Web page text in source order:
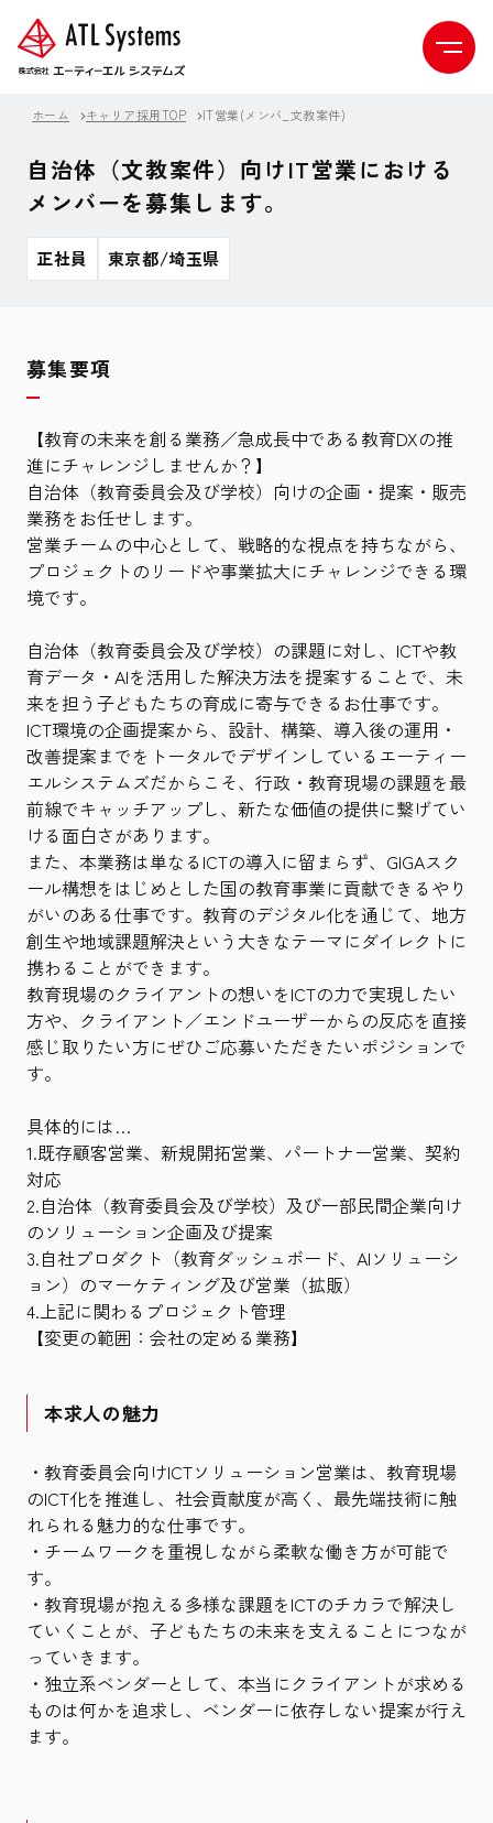
ホーム キャリア採用TOP IT営業(メンバ_文教案件)
自治体（文教案件）向けIT営業における
メンバーを募集します。
正社員 東京都/埼玉県
募集要項
【教育の未来を創る業務／急成長中である教育DXの推
進にチャレンジしませんか？】
自治体（教育委員会及び学校）向けの企画・提案・販売
業務をお任せします。
営業チームの中心として、戦略的な視点を持ちながら、
プロジェクトのリードや事業拡大にチャレンジできる環
境です。
自治体（教育委員会及び学校）の課題に対し、ICTや教
育データ・AIを活用した解決方法を提案することで、未
来を担う子どもたちの育成に寄与できるお仕事です。
ICT環境の企画提案から、設計、構築、導入後の運用・
改善提案までをトータルでデザインしているエーティー
エルシステムズだからこそ、行政・教育現場の課題を最
前線でキャッチアップし、新たな価値の提供に繋げてい
ける面白さがあります。
また、本業務は単なるICTの導入に留まらず、GIGAスク
ール構想をはじめとした国の教育事業に貢献できるやり
がいのある仕事です。教育のデジタル化を通じて、地方
創生や地域課題解決という大きなテーマにダイレクトに
携わることができます。
教育現場のクライアントの想いをICTの力で実現したい
方や、クライアント／エンドユーザーからの反応を直接
感じ取りたい方にぜひご応募いただきたいポジションで
す。
具体的には…
1.既存顧客営業、新規開拓営業、パートナー営業、契約
対応
2.自治体（教育委員会及び学校）及び一部民間企業向け
のソリューション企画及び提案
3.自社プロダクト（教育ダッシュボード、AIソリューシ
ョン）のマーケティング及び営業（拡販）
4.上記に関わるプロジェクト管理
【変更の範囲：会社の定める業務】
本求人の魅力
・教育委員会向けICTソリューション営業は、教育現場
のICT化を推進し、社会貢献度が高く、最先端技術に触
れられる魅力的な仕事です。
・チームワークを重視しながら柔軟な働き方が可能で
す。
・教育現場が抱える多様な課題をICTのチカラで解決し
ていくことが、子どもたちの未来を支えることにつなが
っていきます。
・独立系ベンダーとして、本当にクライアントが求める
ものは何かを追求し、ベンダーに依存しない提案が行え
ます。